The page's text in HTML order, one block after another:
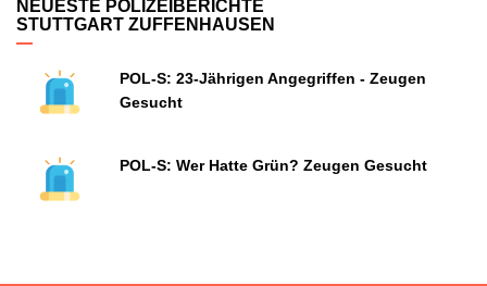
NEUESTE POLIZEIBERICHTE
STUTTGART ZUFFENHAUSEN
POL-S: 23-Jährigen Angegriffen - Zeugen
Gesucht
POL-S: Wer Hatte Grün? Zeugen Gesucht